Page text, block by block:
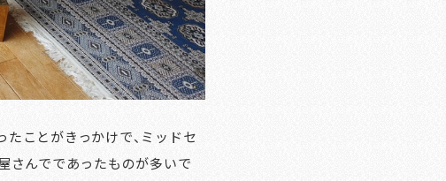
ことがきっかけで、ミッドセ
さんでであったものが多いで